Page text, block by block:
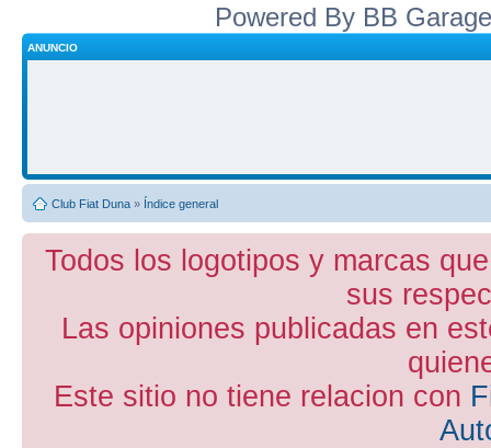
Powered By BB
ANUNCIO
Club Fiat Duna » Índice general
Todos los logotipos y marcas
sus
Las opiniones publicadas en
Este sitio no tiene relacion con